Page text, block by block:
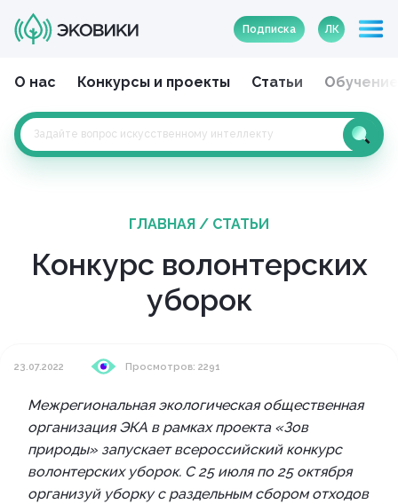
Подписка ЛК
О нас Конкурсы и проекты Статьи Обучение
ГЛАВНАЯ / СТАТЬИ
Конкурс волонтерских
уборок
23.07.2022 Просмотров: 2291
Межрегиональная экологическая общественная
организация ЭКА в рамках проекта «Зов
природы» запускает всероссийский конкурс
волонтерских уборок. С 25 июля по 25 октября
организуй уборку с раздельным сбором отходов